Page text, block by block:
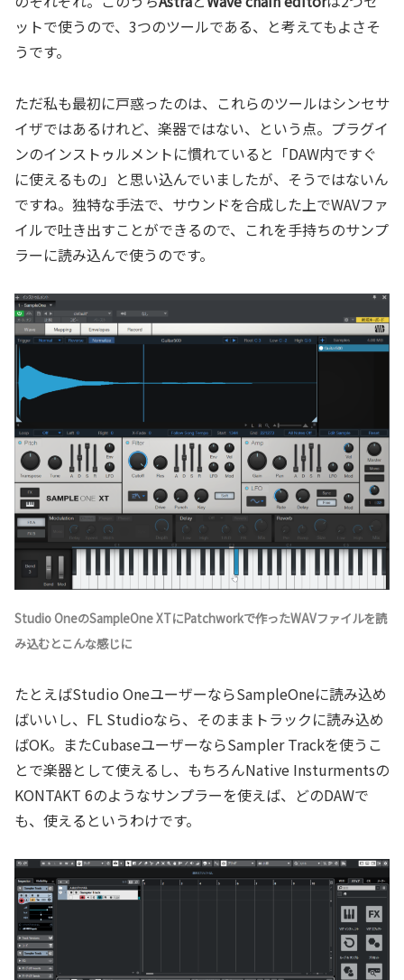
ットで使うので、3つのツールである、と考えてもよさそ
うです。
ただ私も最初に戸惑ったのは、これらのツールはシンセサ
イザではあるけれど、楽器ではない、という点。プラグイ
ンのインストゥルメントに慣れていると「DAW内ですぐ
に使えるもの」と思い込んでいましたが、そうではないん
ですね。独特な手法で、サウンドを合成した上でWAVファ
イルで吐き出すことができるので、これを手持ちのサンプ
ラーに読み込んで使うのです。
Studio OneのSampleOne XTにPatchworkで作ったWAVファイルを読
み込むとこんな感じに
たとえばStudio OneユーザーならSampleOneに読み込め
ばいいし、FL Studioなら、そのままトラックに読み込め
ばOK。またCubaseユーザーならSampler Trackを使うこ
とで楽器として使えるし、もちろんNative Insturmentsの
KONTAKT 6のようなサンプラーを使えば、どのDAWで
も、使えるというわけです。